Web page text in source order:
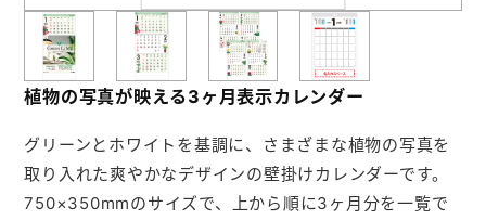
カレンダー本舗
カイロ本舗
ボックスティッシュ本舗
メモ帳本舗
植物の写真が映える3ヶ月表示カレンダー
グリーンとホワイトを基調に、さまざまな植物の写真を
取り入れた爽やかなデザインの壁掛けカレンダーです。
750×350mmのサイズで、上から順に3ヶ月分を一覧で